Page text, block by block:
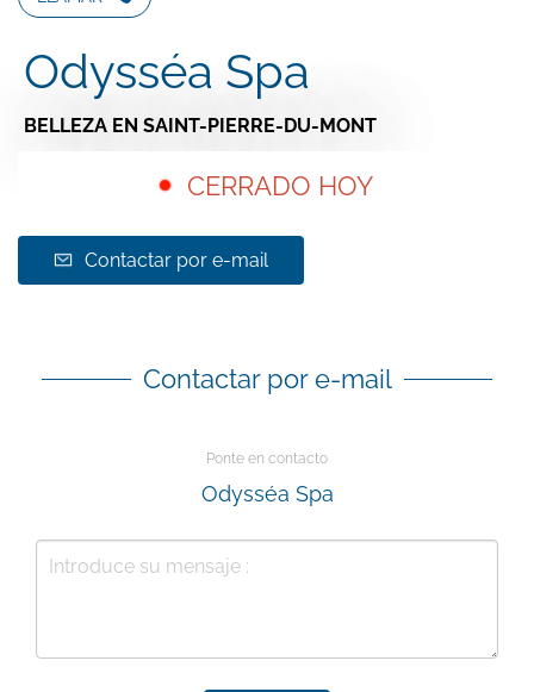
Odysséa Spa
BELLEZA EN SAINT-PIERRE-DU-MONT
CERRADO HOY
Contactar por e-mail
Contactar por e-mail
Ponte en contacto
Odysséa Spa